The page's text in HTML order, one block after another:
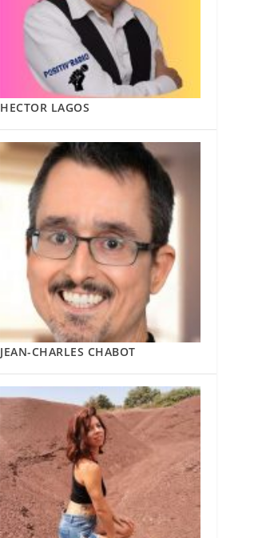
HECTOR LAGOS
JEAN-CHARLES CHABOT